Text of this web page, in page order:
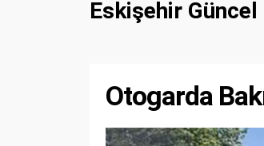
Eskişehir Güncel
Otogarda